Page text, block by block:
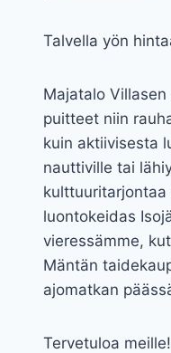
Talvella yön
Majatalo
puitteet niin
kuin aktiivisesta
nauttiville tai
kulttuuritarjontaa
luontokeidas
vieressämme,
Mäntän
ajomatkan
Tervetuloa meille!